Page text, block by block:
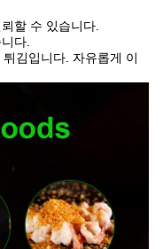
할 수 있습니다.
다.
김입니다. 자유롭게 이